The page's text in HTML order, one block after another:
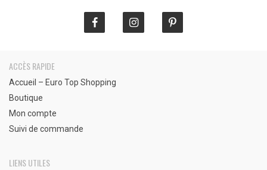
ACCÈS RAPIDE
Accueil – Euro Top Shopping
Boutique
Mon compte
Suivi de commande
LIENS UTILES